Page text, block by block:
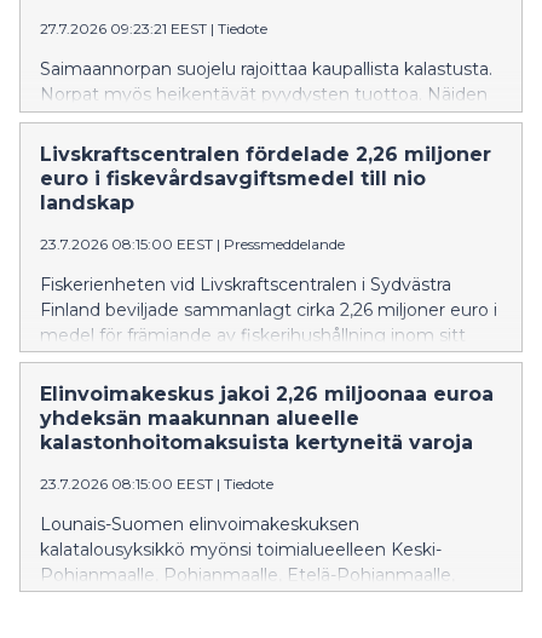
27.7.2026 09:23:21 EEST | Tiedote
Saimaannorpan suojelu rajoittaa kaupallista kalastusta.
Norpat myös heikentävät pyydysten tuottoa. Näiden
taloudellisten menetysten vuoksi kaupallisille
kalastajille on suunnattu avustus vuosille 2024-27.
Avustus on haettavissa elokuun ajan.
Livskraftscentralen fördelade 2,26 miljoner
euro i fiskevårdsavgiftsmedel till nio
landskap
23.7.2026 08:15:00 EEST | Pressmeddelande
Fiskerienheten vid Livskraftscentralen i Sydvästra
Finland beviljade sammanlagt cirka 2,26 miljoner euro i
medel för främjande av fiskerihushållning inom sitt
verksamhetsområde, som omfattar Mellersta
Österbotten, Österbotten, Södra Österbotten,
Satakunta, Egentliga Finland, Nyland, Päijänne-
Tavastland, Kymmenedalen och Södra Karelen.
fiskevårdsavgifter som betalas av fiskare.
Elinvoimakeskus jakoi 2,26 miljoonaa euroa
yhdeksän maakunnan alueelle
kalastonhoitomaksuista kertyneitä varoja
23.7.2026 08:15:00 EEST | Tiedote
Lounais-Suomen elinvoimakeskuksen
kalatalousyksikkö myönsi toimialueelleen Keski-
Pohjanmaalle, Pohjanmaalle, Etelä-Pohjanmaalle,